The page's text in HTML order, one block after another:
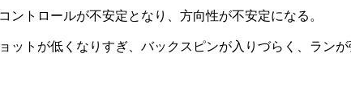
ントロールが不安定となり、方向性が不安定になる。
ットが低くなりすぎ、バックスピンが入りづらく、ランが